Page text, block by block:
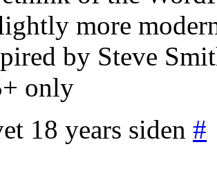
more
by Steve
only
18 years siden #